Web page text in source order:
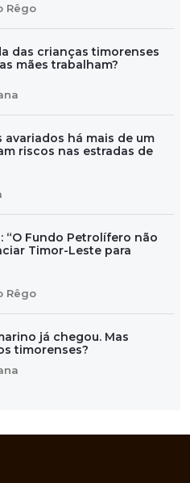
Rêgo
das crianças timorenses
mães trabalham?
avariados há mais de um
riscos nas estradas de
“O Fundo Petrolífero não
Timor-Leste para
Rêgo
já chegou. Mas
timorenses?